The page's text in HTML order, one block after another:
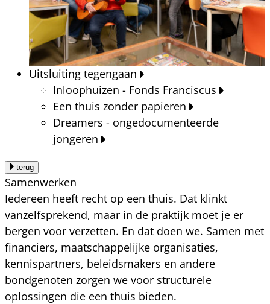
Uitsluiting tegengaan
Inloophuizen - Fonds Franciscus
Een thuis zonder papieren
Dreamers - ongedocumenteerde
jongeren
terug
Samenwerken
Iedereen heeft recht op een thuis. Dat klinkt
vanzelfsprekend, maar in de praktijk moet je er
bergen voor verzetten. En dat doen we. Samen met
financiers, maatschappelijke organisaties,
kennispartners, beleidsmakers en andere
bondgenoten zorgen we voor structurele
oplossingen die een thuis bieden.